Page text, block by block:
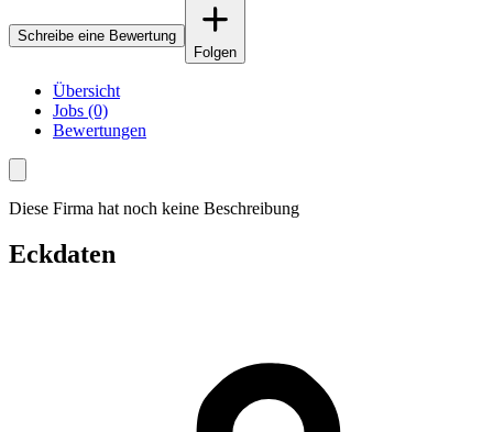
Schreibe eine Bewertung
Folgen
Übersicht
Jobs (0)
Bewertungen
Diese Firma hat noch keine Beschreibung
Eckdaten